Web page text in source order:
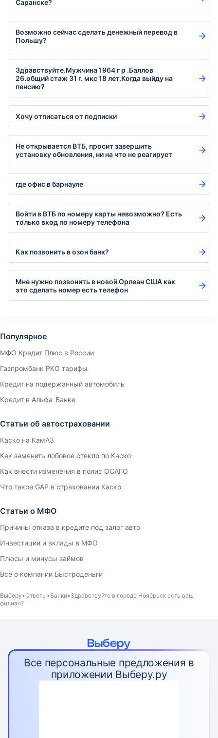
Саранске?
Возможно сейчас сделать денежный перевод в
Польшу?
Здравствуйте.Мужчина 1964 г р .Баллов
26.общий стаж 31 г. мкс 18 лет.Когда выйду на
пенсию?
Хочу отписаться от подписки
Не открывается ВТБ, просит завершить
установку обновления, ни на что не реагирует
где офис в барнауле
Войти в ВТБ по номеру карты невозможно? Есть
только вход по номеру телефона
Как позвонить в озон банк?
Мне нужно позвонить в новой Орлеан США как
это сделать номер есть телефон
Популярное
МФО Кредит Плюс в России
Газпромбанк РКО тарифы
Кредит на подержанный автомобиль
Кредит в Альфа-Банке
Статьи об автостраховании
Каско на КамАЗ
Как заменить лобовое стекло по Каско
Как внести изменения в полис ОСАГО
Что такое GAP в страховании Каско
Статьи о МФО
Причины отказа в кредите под залог авто
Инвестиции и вклады в МФО
Плюсы и минусы займов
Всё о компании Быстроденьги
Выберу Ответы Банки Здравствуйте в городе Ноябрьск есть ваш
филиал?
Все персональные предложения в
приложении Выберу.ру